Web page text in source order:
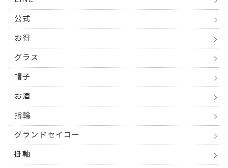
公式
お得
グラス
帽子
お酒
指輪
グランドセイコー
掛軸